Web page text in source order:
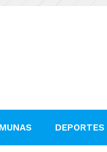
DEPORTES